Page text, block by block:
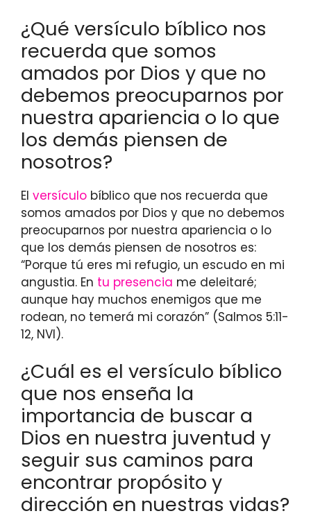
¿Qué versículo bíblico nos
recuerda que somos
amados por Dios y que no
debemos preocuparnos por
nuestra apariencia o lo que
los demás piensen de
nosotros?
El versículo bíblico que nos recuerda que
somos amados por Dios y que no debemos
preocuparnos por nuestra apariencia o lo
que los demás piensen de nosotros es:
“Porque tú eres mi refugio, un escudo en mi
angustia. En tu presencia me deleitaré;
aunque hay muchos enemigos que me
rodean, no temerá mi corazón” (Salmos 5:11-
12, NVI).
¿Cuál es el versículo bíblico
que nos enseña la
importancia de buscar a
Dios en nuestra juventud y
seguir sus caminos para
encontrar propósito y
dirección en nuestras vidas?